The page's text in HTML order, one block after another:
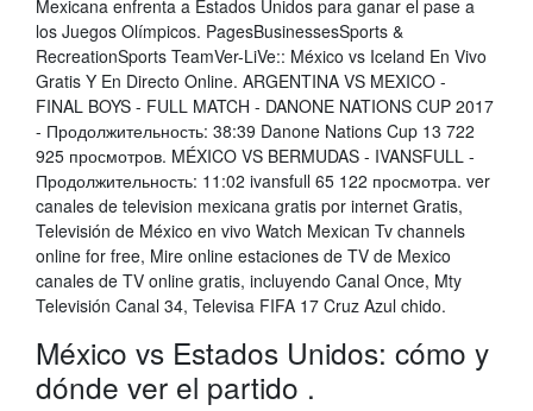
Mexicana enfrenta a Estados Unidos para ganar el pase a
los Juegos Olímpicos. PagesBusinessesSports &
RecreationSports TeamVer-LiVe:: México vs Iceland En Vivo
Gratis Y En Directo Online. ARGENTINA VS MEXICO -
FINAL BOYS - FULL MATCH - DANONE NATIONS CUP 2017
- Продолжительность: 38:39 Danone Nations Cup 13 722
925 просмотров. MÉXICO VS BERMUDAS - IVANSFULL -
Продолжительность: 11:02 ivansfull 65 122 просмотра. ver
canales de television mexicana gratis por internet Gratis,
Televisión de México en vivo Watch Mexican Tv channels
online for free, Mire online estaciones de TV de Mexico
canales de TV online gratis, incluyendo Canal Once, Mty
Televisión Canal 34, Televisa FIFA 17 Cruz Azul chido.
México vs Estados Unidos: cómo y
dónde ver el partido .